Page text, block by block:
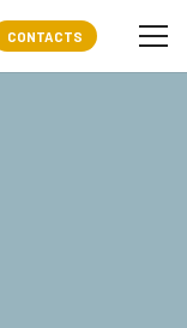
CONTACTS